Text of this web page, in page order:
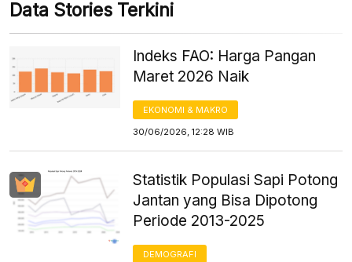
Data Stories Terkini
Indeks FAO: Harga Pangan
Maret 2026 Naik
EKONOMI & MAKRO
30/06/2026, 12:28 WIB
Statistik Populasi Sapi Potong
Jantan yang Bisa Dipotong
Periode 2013-2025
DEMOGRAFI